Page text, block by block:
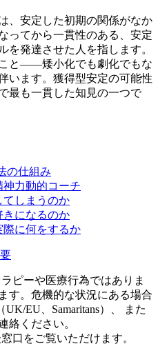
、安定した初期の関係がなか
ってから一貫性のある、安定
を発達させた人を指します。
と——矮小化でも劇化でもな
ます。獲得型安定の可能性
最も一貫した知見の一つで
の仕組み
力動的コーチ
てしまうのか
きになるのか
に何をするか
ピーや医療行為ではありま
す。危機的な状況にある場合
（UK/EU、Samaritans）、
また
絡ください。
口をご覧いただけます。